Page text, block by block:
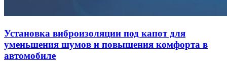
Установка виброизоляции под капот для
уменьшения шумов и повышения комфорта в
автомобиле